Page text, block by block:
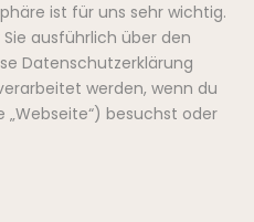
ist für uns sehr wichtig.
ausführlich über den
Datenschutzerklärung
werden, wenn du
besuchst oder